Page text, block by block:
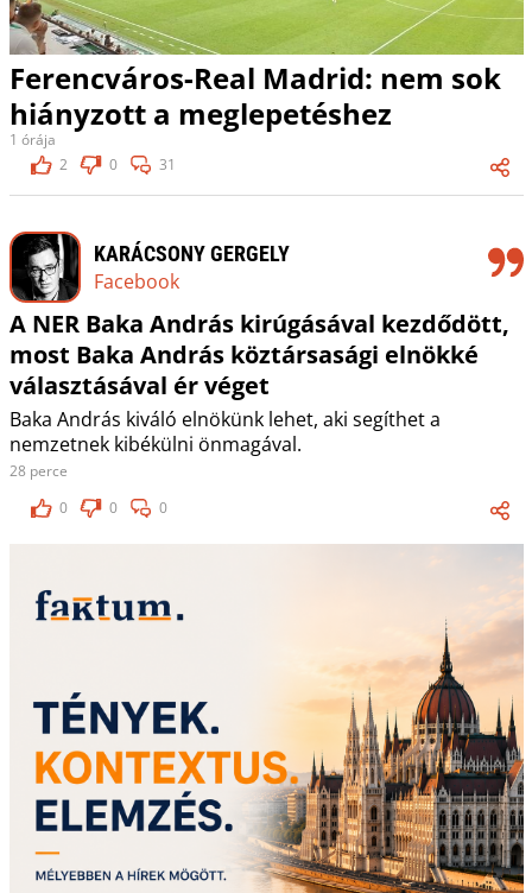
Ferencváros-Real Madrid: nem sok
hiányzott a meglepetéshez
1 órája
2
0 31
KARÁCSONY GERGELY
Facebook
A NER Baka András kirúgásával kezdődött,
most Baka András köztársasági elnökké
választásával ér véget
Baka András kiváló elnökünk lehet, aki segíthet a
nemzetnek kibékülni önmagával.
28 perce
0
0 0